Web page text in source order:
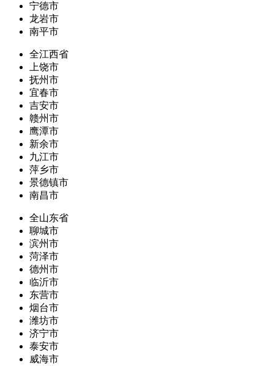
宁德市
龙岩市
南平市
全江西省
上饶市
抚州市
宜春市
吉安市
赣州市
鹰潭市
新余市
九江市
萍乡市
景德镇市
南昌市
全山东省
聊城市
滨州市
菏泽市
德州市
临沂市
东营市
烟台市
潍坊市
济宁市
泰安市
威海市